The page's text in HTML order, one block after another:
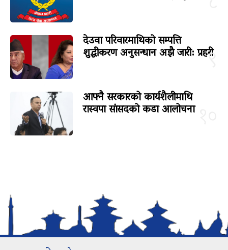
९
देउवा परिवारमाथिको सम्पत्ति
शुद्धीकरण अनुसन्धान अझै जारी: प्रहरी
आफ्नै सरकारको कार्यशैलीमाथि
रास्वपा सांसदको कडा आलोचना